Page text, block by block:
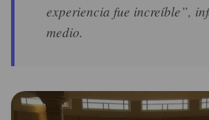
experiencia fue increíble”,
medio.